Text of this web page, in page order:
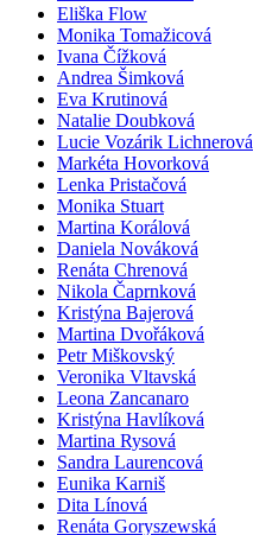
Eliška Flow
Monika Tomažicová
Ivana Čížková
Andrea Šimková
Eva Krutinová
Natalie Doubková
Lucie Vozárik Lichnerová
Markéta Hovorková
Lenka Pristačová
Monika Stuart
Martina Korálová
Daniela Nováková
Renáta Chrenová
Nikola Čaprnková
Kristýna Bajerová
Martina Dvořáková
Petr Miškovský
Veronika Vltavská
Leona Zancanaro
Kristýna Havlíková
Martina Rysová
Sandra Laurencová
Eunika Karniš
Dita Línová
Renáta Goryszewská